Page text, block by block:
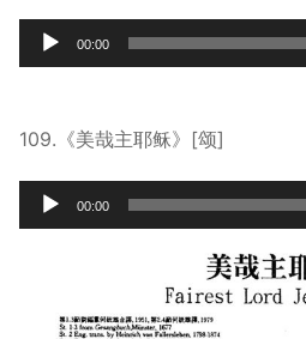
Audio
Player
00:00
109.《美哉主耶稣》[颂]
Audio
Player
00:00